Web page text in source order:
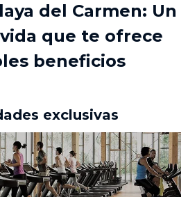
del Carmen: Un
que te ofrece
beneficios
exclusivas